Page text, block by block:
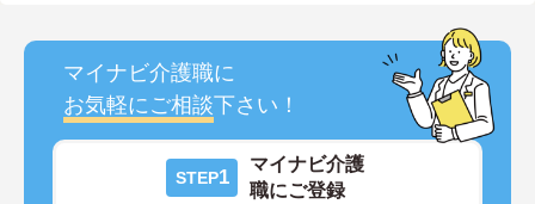
マイナビ介護職に
お気軽にご相談下さい！
STEP1
マイナビ介護
職にご登録